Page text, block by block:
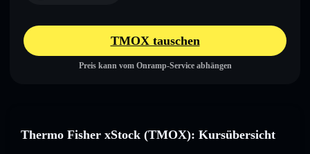
TMOX tauschen
Preis kann vom Onramp-Service abhängen
Thermo Fisher xStock (TMOX): Kursübersicht